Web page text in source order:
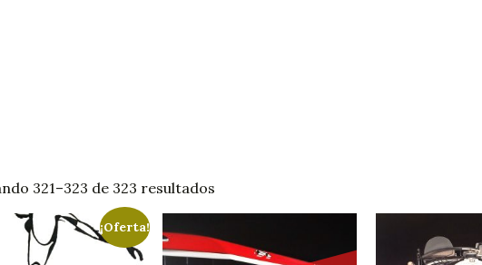
321–323 de 323 resultados
¡Oferta!